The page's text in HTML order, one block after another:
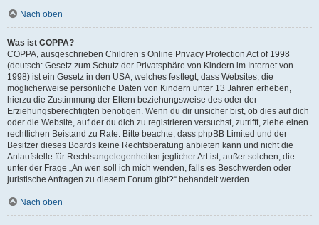
Nach oben
Was ist COPPA?
COPPA, ausgeschrieben Children’s Online Privacy Protection Act of 1998
(deutsch: Gesetz zum Schutz der Privatsphäre von Kindern im Internet von
1998) ist ein Gesetz in den USA, welches festlegt, dass Websites, die
möglicherweise persönliche Daten von Kindern unter 13 Jahren erheben,
hierzu die Zustimmung der Eltern beziehungsweise des oder der
Erziehungsberechtigten benötigen. Wenn du dir unsicher bist, ob dies auf dich
oder die Website, auf der du dich zu registrieren versuchst, zutrifft, ziehe einen
rechtlichen Beistand zu Rate. Bitte beachte, dass phpBB Limited und der
Besitzer dieses Boards keine Rechtsberatung anbieten kann und nicht die
Anlaufstelle für Rechtsangelegenheiten jeglicher Art ist; außer solchen, die
unter der Frage „An wen soll ich mich wenden, falls es Beschwerden oder
juristische Anfragen zu diesem Forum gibt?“ behandelt werden.
Nach oben